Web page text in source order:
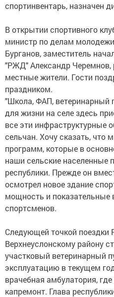
спортинвентарь, назначен
В открытии спортивного
министр по делам
Бурганов, заместитель
"РЖД" Александр Черемнов,
местные жители. Гости
праздником.
"Школа, ФАП, ветеринарный
для жизни на селе здесь
все эти инфраструктурные
сельчан. Хочу сказать, что
программ, которые в
наши сельские населенные
республики. Прежде он
осмотрел новое здание
мощность и
спортсменов.
Следующей точкой поездки
Верхнеуслонскому району
участковый ветеринарный
эксплуатацию в текущем
врачебная амбулатория,
капремонт. Глава